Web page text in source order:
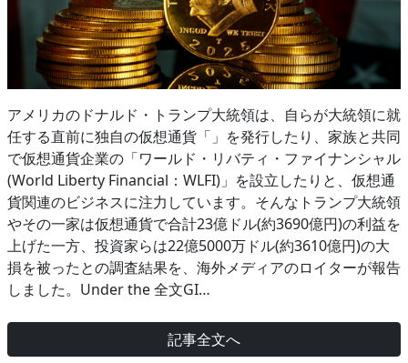
アメリカのドナルド・トランプ大統領は、自らが大統領に就
任する直前に独自の仮想通貨「」を発行したり、家族と共同
で仮想通貨企業の「ワールド・リバティ・ファイナンシャル
(World Liberty Financial：WLFI)」を設立したりと、仮想通
貨関連のビジネスに注力しています。そんなトランプ大統領
やその一家は仮想通貨で合計23億ドル(約3690億円)の利益を
上げた一方、投資家らは22億5000万ドル(約3610億円)の大
損を被ったとの調査結果を、海外メディアのロイターが報告
しました。Under the 全文GI…
記事全文へ